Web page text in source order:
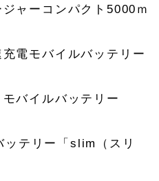
ャーコンパクト5000ｍ
電モバイルバッテリー
バイルバッテリー
ッテリー「slim（スリ